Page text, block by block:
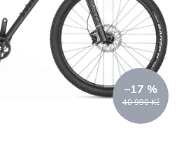
40 990 Kč
–17 %